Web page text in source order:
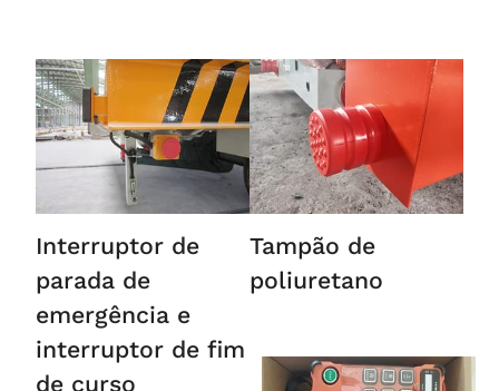
Interruptor de
parada de
emergência e
interruptor de fim
de curso
Tampão de
poliuretano